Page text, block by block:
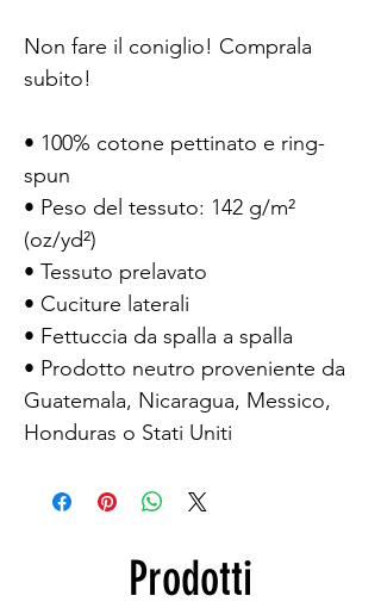
Non fare il coniglio! Comprala
subito!
• 100% cotone pettinato e ring-
spun
• Peso del tessuto: 142 g/m²
(oz/yd²)
• Tessuto prelavato
• Cuciture laterali
• Fettuccia da spalla a spalla
• Prodotto neutro proveniente da
Guatemala, Nicaragua, Messico,
Honduras o Stati Uniti
Prodotti